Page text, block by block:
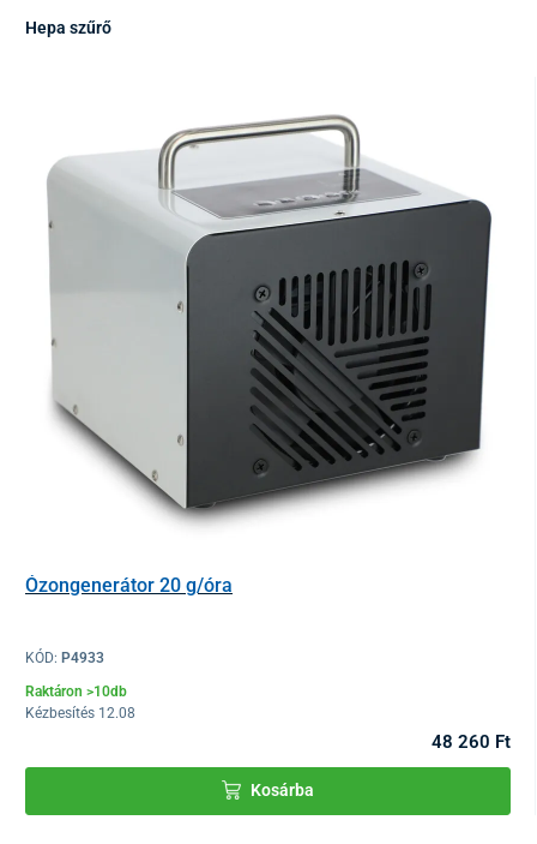
Hepa szűrő
Ózongenerátor 20 g/óra
KÓD: P4933
Raktáron >10db
Kézbesítés 12.08
48 260 Ft
Kosárba